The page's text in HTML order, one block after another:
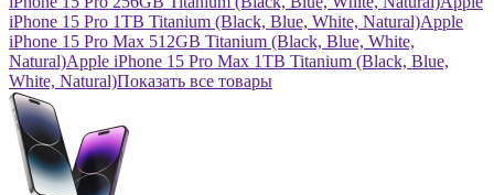
iPhone 15 Pro 1TB Titanium (Black, Blue, White, Natural)Apple
iPhone 15 Pro Max 512GB Titanium (Black, Blue, White,
Natural)Apple iPhone 15 Pro Max 1TB Titanium (Black, Blue,
White, Natural)Показать все товары